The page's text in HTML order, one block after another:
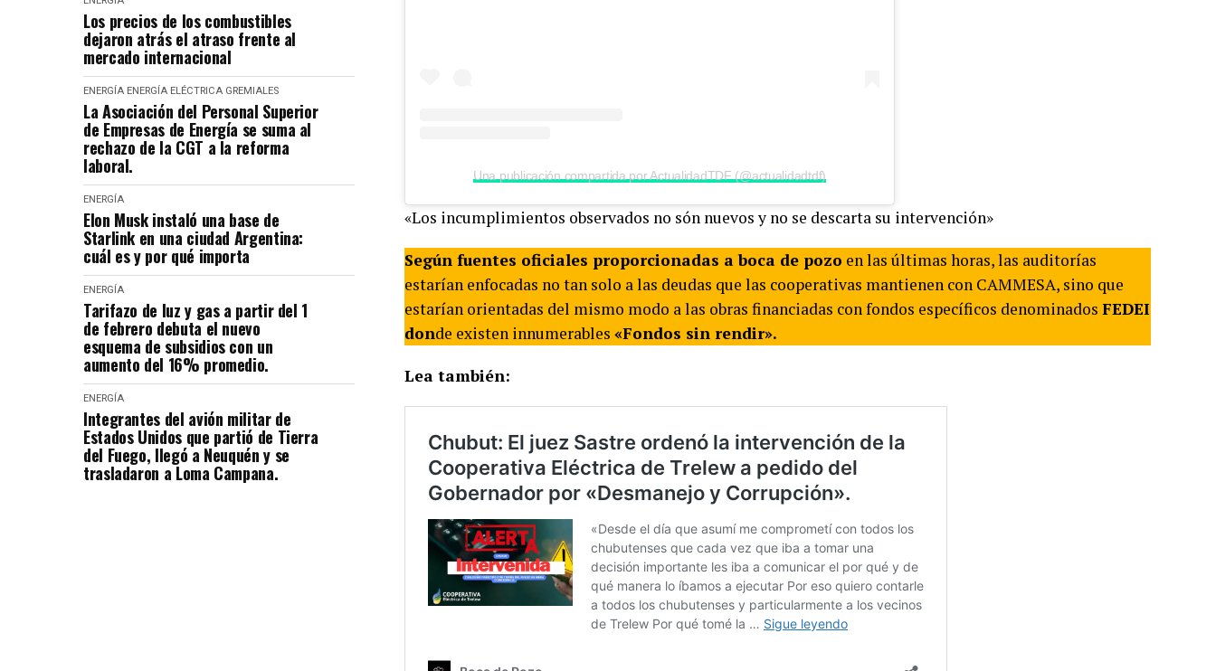
Los precios de los combustibles
dejaron atrás el atraso frente al
mercado internacional
ENERGÍA ENERGÍA ELÉCTRICA GREMIALES
La Asociación del Personal Superior
de Empresas de Energía se suma al
rechazo de la CGT a la reforma
laboral.
ENERGÍA
Elon Musk instaló una base de
Starlink en una ciudad Argentina:
cuál es y por qué importa
ENERGÍA
Tarifazo de luz y gas a partir del 1
de febrero debuta el nuevo
esquema de subsidios con un
aumento del 16% promedio.
ENERGÍA
Integrantes del avión militar de
Estados Unidos que partió de Tierra
del Fuego, llegó a Neuquén y se
trasladaron a Loma Campana.
Una publicación compartida por ActualidadTDF (@actualidadtdf)
«Los incumplimientos observados no són nuevos y no se descarta su intervención»
Según fuentes oficiales proporcionadas a boca de pozo en las últimas horas, las auditorías
estarían enfocadas no tan solo a las deudas que las cooperativas mantienen con CAMMESA, sino que
estarían orientadas del mismo modo a las obras financiadas con fondos específicos denominados FEDEI
donde existen innumerables «Fondos sin rendir».
Lea también: